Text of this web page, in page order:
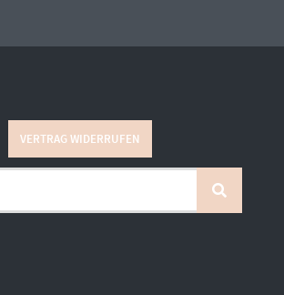
VERTRAG WIDERRUFEN